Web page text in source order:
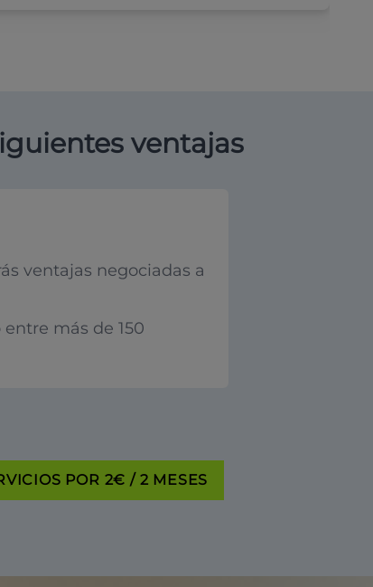
ventajas
ventajas negociadas a
más de 150
POR 2€ / 2 MESES